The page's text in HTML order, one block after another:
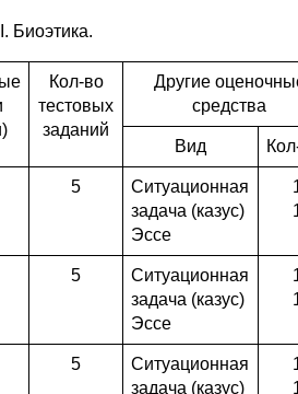
Биоэтика.
Кол-во
тестовых
заданий
Другие
средства
Вид
5
Ситуационная
задача (казус)
Эссе
5
Ситуационная
задача (казус)
Эссе
5
Ситуационная
задача (казус)